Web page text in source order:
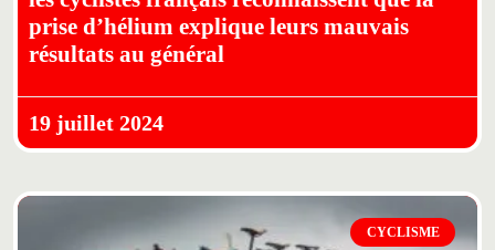
prise d’hélium explique leurs mauvais
résultats au général
19 juillet 2024
CYCLISME